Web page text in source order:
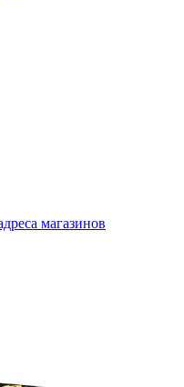
магазинов